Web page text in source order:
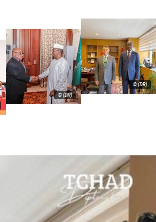
© (DR)
© (DR)